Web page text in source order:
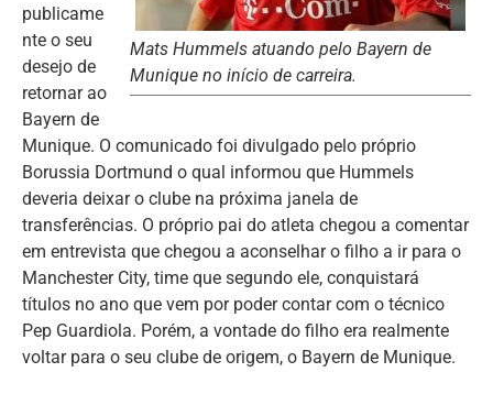
Mats Hummels atuando pelo Bayern de
Munique no início de carreira.
publicame
nte o seu
desejo de
retornar ao
Bayern de
Munique. O comunicado foi divulgado pelo próprio
Borussia Dortmund o qual informou que Hummels
deveria deixar o clube na próxima janela de
transferências. O próprio pai do atleta chegou a comentar
em entrevista que chegou a aconselhar o filho a ir para o
Manchester City, time que segundo ele, conquistará
títulos no ano que vem por poder contar com o técnico
Pep Guardiola. Porém, a vontade do filho era realmente
voltar para o seu clube de origem, o Bayern de Munique.